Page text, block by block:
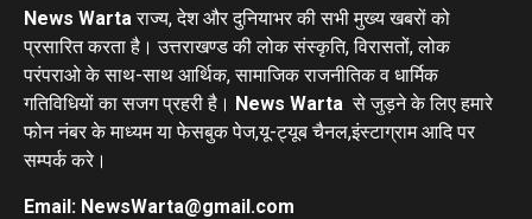
News Warta राज्य, देश और दुनियाभर की सभी मुख्य खबरों को
प्रसारित करता है। उत्तराखण्ड की लोक संस्कृति, विरासतों, लोक
परंपराओ के साथ-साथ आर्थिक, सामाजिक राजनीतिक व धार्मिक
गतिविधियों का सजग प्रहरी है। News Warta से जुड़ने के लिए हमारे
फोन नंबर के माध्यम या फेसबुक पेज,यू-ट्यूब चैनल,इंस्टाग्राम आदि पर
सम्पर्क करे।
Email: NewsWarta@gmail.com